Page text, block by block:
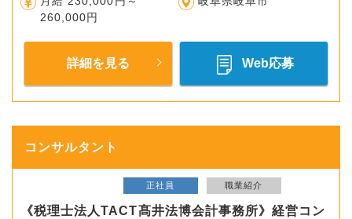
260,000円
詳細を見る Web応募
コンサルタント
正社員 職業紹介
《税理士法人TACT髙井法博会計事務所》経営コン